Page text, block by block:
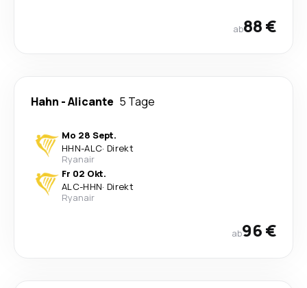
ab88 €
Hahn -Alicante 5 Tage
Mo 28 Sept.
HHN-ALC· Direkt
Ryanair
Fr 02 Okt.
ALC-HHN· Direkt
Ryanair
ab96 €